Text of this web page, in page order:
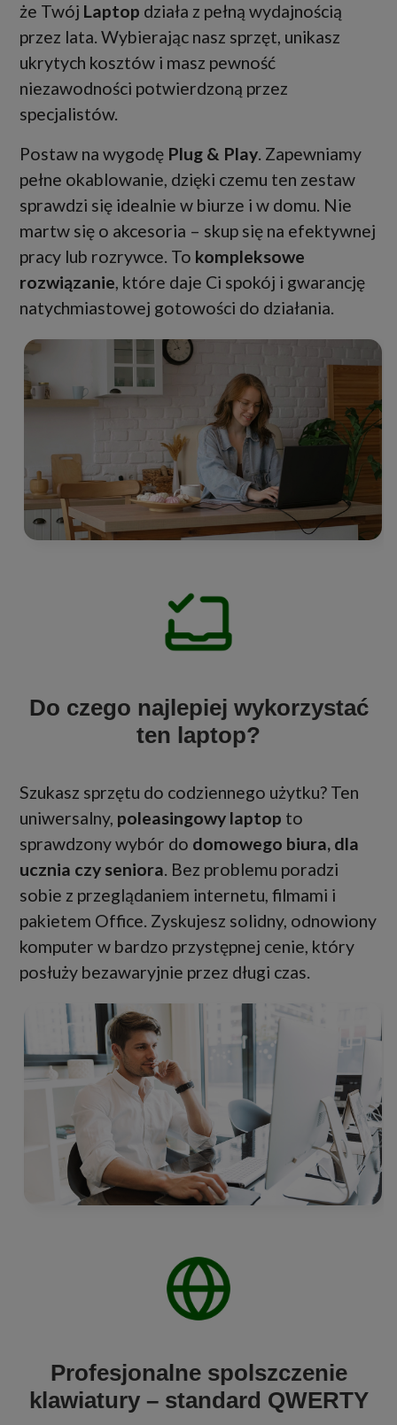
że Twój Laptop działa z pełną wydajnością
przez lata. Wybierając nasz sprzęt, unikasz
ukrytych kosztów i masz pewność
niezawodności potwierdzoną przez
specjalistów.
Postaw na wygodę Plug & Play. Zapewniamy
pełne okablowanie, dzięki czemu ten zestaw
sprawdzi się idealnie w biurze i w domu. Nie
martw się o akcesoria – skup się na efektywnej
pracy lub rozrywce. To kompleksowe
rozwiązanie, które daje Ci spokój i gwarancję
natychmiastowej gotowości do działania.
Do czego najlepiej wykorzystać
ten laptop?
Szukasz sprzętu do codziennego użytku? Ten
uniwersalny, poleasingowy laptop to
sprawdzony wybór do domowego biura, dla
ucznia czy seniora. Bez problemu poradzi
sobie z przeglądaniem internetu, filmami i
pakietem Office. Zyskujesz solidny, odnowiony
komputer w bardzo przystępnej cenie, który
posłuży bezawaryjnie przez długi czas.
Profesjonalne spolszczenie
klawiatury – standard QWERTY